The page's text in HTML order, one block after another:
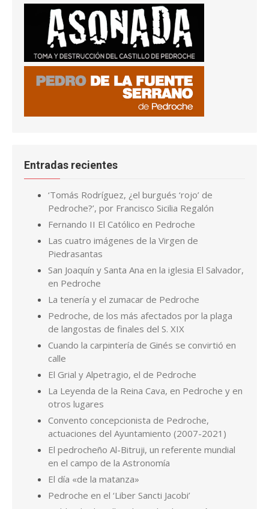
Entradas recientes
‘Tomás Rodríguez, ¿el burgués ‘rojo’ de
Pedroche?’, por Francisco Sicilia Regalón
Fernando II El Católico en Pedroche
Las cuatro imágenes de la Virgen de
Piedrasantas
San Joaquín y Santa Ana en la iglesia El Salvador,
en Pedroche
La tenería y el zumacar de Pedroche
Pedroche, de los más afectados por la plaga
de langostas de finales del S. XIX
Cuando la carpintería de Ginés se convirtió en
calle
El Grial y Alpetragio, el de Pedroche
La Leyenda de la Reina Cava, en Pedroche y en
otros lugares
Convento concepcionista de Pedroche,
actuaciones del Ayuntamiento (2007-2021)
El pedrocheño Al-Bitruji, un referente mundial
en el campo de la Astronomía
El día «de la matanza»
Pedroche en el ‘Liber Sancti Jacobi’